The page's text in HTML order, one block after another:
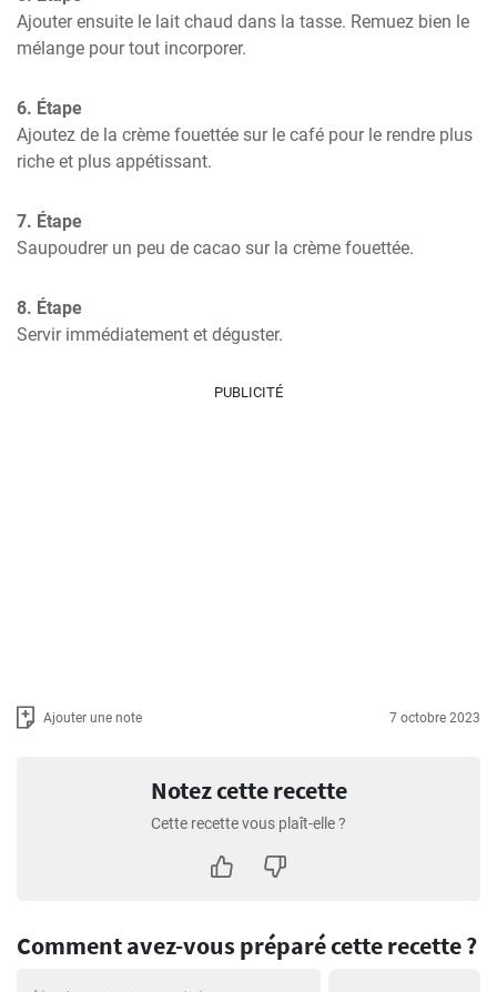
Ajouter ensuite le lait chaud dans la tasse. Remuez bien le
mélange pour tout incorporer.
6. Étape
Ajoutez de la crème fouettée sur le café pour le rendre plus
riche et plus appétissant.
7. Étape
Saupoudrer un peu de cacao sur la crème fouettée.
8. Étape
Servir immédiatement et déguster.
PUBLICITÉ
Ajouter une note 7 octobre 2023
Notez cette recette
Cette recette vous plaît-elle ?
Comment avez-vous préparé cette recette ?